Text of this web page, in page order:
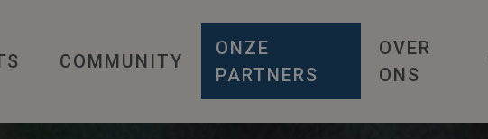
COMMUNITY
ONZE
PARTNERS
OVER
ONS